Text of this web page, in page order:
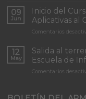
09
Jun
Inicio del
Aplicativas al
Comentarios
12
May
Salida al
Escuela de
Comentarios